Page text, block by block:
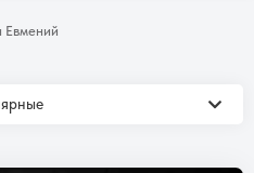
Евмений